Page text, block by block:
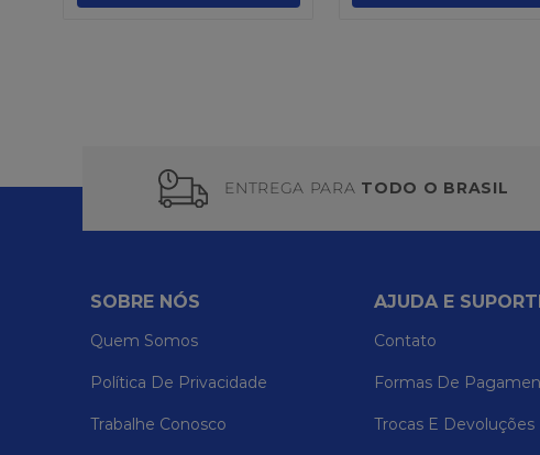
ENTREGA PARA TODO O BRASIL
SOBRE NÓS
Quem Somos
Política De Privacidade
Trabalhe Conosco
AJUDA E
Contato
Formas De
Trocas E Devoluções